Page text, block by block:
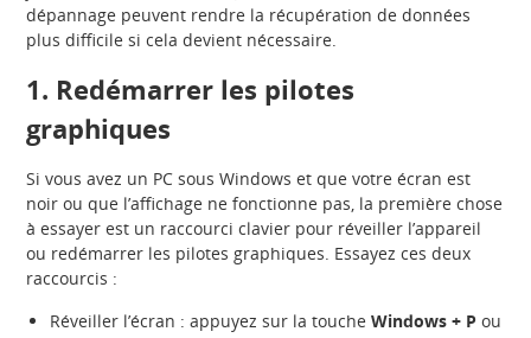
dépannage peuvent rendre la récupération de données
plus difficile si cela devient nécessaire.
1. Redémarrer les pilotes
graphiques
Si vous avez un PC sous Windows et que votre écran est
noir ou que l’affichage ne fonctionne pas, la première chose
à essayer est un raccourci clavier pour réveiller l’appareil
ou redémarrer les pilotes graphiques. Essayez ces deux
raccourcis :
Réveiller l’écran : appuyez sur la toucheWindows + P ou